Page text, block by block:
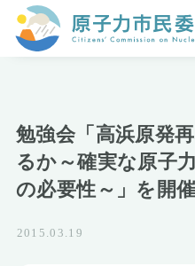
ホーム
地震と原発の
核のごみの行方
勉強会「高浜原発
るか～確実な原子
の必要性～」を開
2015.03.19